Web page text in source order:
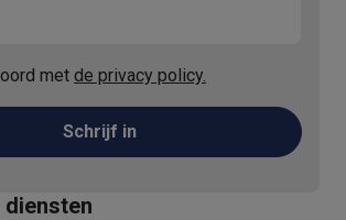
met de privacy policy.
Schrijf in